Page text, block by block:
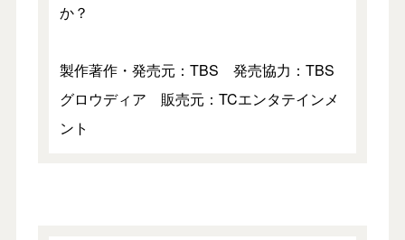
か？
製作著作・発売元：TBS 発売協力：TBS
グロウディア 販売元：TCエンタテインメ
ント